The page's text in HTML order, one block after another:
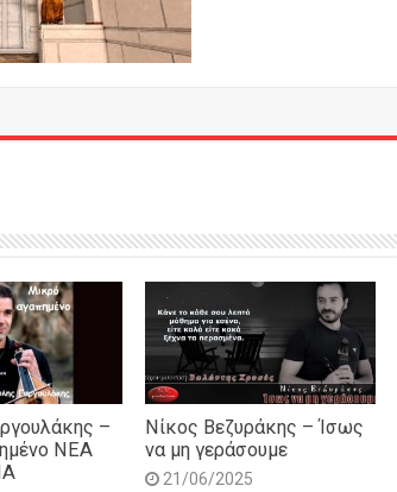
–
NEΑ
Νίκος Βεζυράκης – Ίσως
να μη γεράσουμε
21/06/2025